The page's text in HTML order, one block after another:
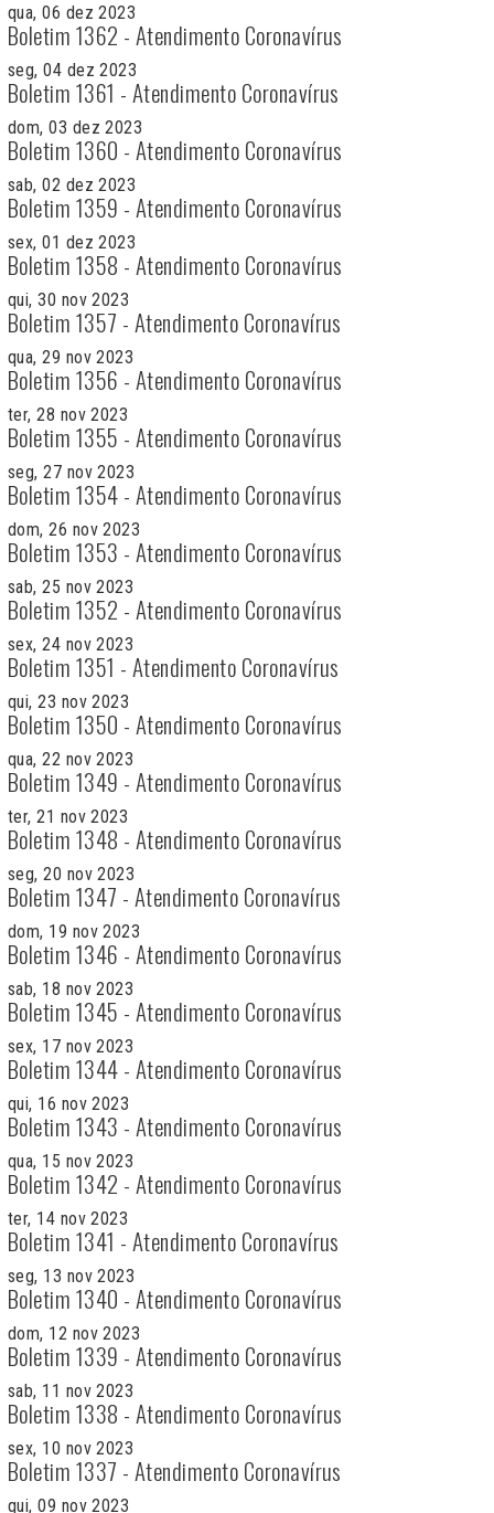
qua, 06 dez 2023
Boletim 1362 - Atendimento Coronavírus
seg, 04 dez 2023
Boletim 1361 - Atendimento Coronavírus
dom, 03 dez 2023
Boletim 1360 - Atendimento Coronavírus
sab, 02 dez 2023
Boletim 1359 - Atendimento Coronavírus
sex, 01 dez 2023
Boletim 1358 - Atendimento Coronavírus
qui, 30 nov 2023
Boletim 1357 - Atendimento Coronavírus
qua, 29 nov 2023
Boletim 1356 - Atendimento Coronavírus
ter, 28 nov 2023
Boletim 1355 - Atendimento Coronavírus
seg, 27 nov 2023
Boletim 1354 - Atendimento Coronavírus
dom, 26 nov 2023
Boletim 1353 - Atendimento Coronavírus
sab, 25 nov 2023
Boletim 1352 - Atendimento Coronavírus
sex, 24 nov 2023
Boletim 1351 - Atendimento Coronavírus
qui, 23 nov 2023
Boletim 1350 - Atendimento Coronavírus
qua, 22 nov 2023
Boletim 1349 - Atendimento Coronavírus
ter, 21 nov 2023
Boletim 1348 - Atendimento Coronavírus
seg, 20 nov 2023
Boletim 1347 - Atendimento Coronavírus
dom, 19 nov 2023
Boletim 1346 - Atendimento Coronavírus
sab, 18 nov 2023
Boletim 1345 - Atendimento Coronavírus
sex, 17 nov 2023
Boletim 1344 - Atendimento Coronavírus
qui, 16 nov 2023
Boletim 1343 - Atendimento Coronavírus
qua, 15 nov 2023
Boletim 1342 - Atendimento Coronavírus
ter, 14 nov 2023
Boletim 1341 - Atendimento Coronavírus
seg, 13 nov 2023
Boletim 1340 - Atendimento Coronavírus
dom, 12 nov 2023
Boletim 1339 - Atendimento Coronavírus
sab, 11 nov 2023
Boletim 1338 - Atendimento Coronavírus
sex, 10 nov 2023
Boletim 1337 - Atendimento Coronavírus
qui, 09 nov 2023